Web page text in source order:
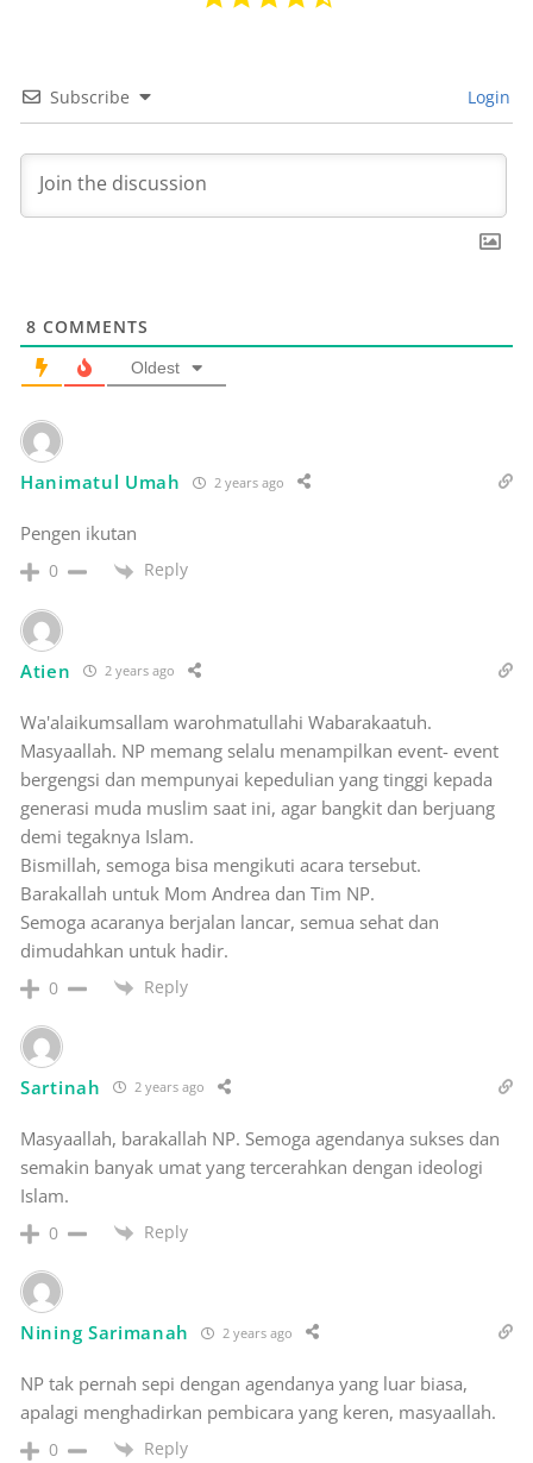
Subscribe Login
8 COMMENTS
Oldest
Hanimatul Umah 2 years ago
Pengen ikutan
0 Reply
Atien 2 years ago
Wa'alaikumsallam warohmatullahi Wabarakaatuh.
Masyaallah. NP memang selalu menampilkan event- event
bergengsi dan mempunyai kepedulian yang tinggi kepada
generasi muda muslim saat ini, agar bangkit dan berjuang
demi tegaknya Islam.
Bismillah, semoga bisa mengikuti acara tersebut.
Barakallah untuk Mom Andrea dan Tim NP.
Semoga acaranya berjalan lancar, semua sehat dan
dimudahkan untuk hadir.
0 Reply
Sartinah 2 years ago
Masyaallah, barakallah NP. Semoga agendanya sukses dan
semakin banyak umat yang tercerahkan dengan ideologi
Islam.
0 Reply
Nining Sarimanah 2 years ago
NP tak pernah sepi dengan agendanya yang luar biasa,
apalagi menghadirkan pembicara yang keren, masyaallah.
0 Reply